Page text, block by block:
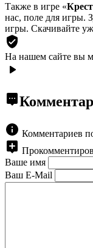
Также в игре «
нас, поле для игры.
игры. Скачивайте
На нашем сайте вы
Комментариев
Ваше имя
Ваш E-Mail